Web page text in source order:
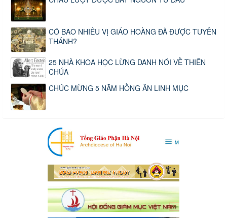
CÓ BAO NHIÊU VỊ GIÁO HOÀNG ĐÃ ĐƯỢC TUYÊN
THÁNH?
25 NHÀ KHOA HỌC LỪNG DANH NÓI VỀ THIÊN
CHÚA
CHÚC MỪNG 5 NĂM HỒNG ÂN LINH MỤC